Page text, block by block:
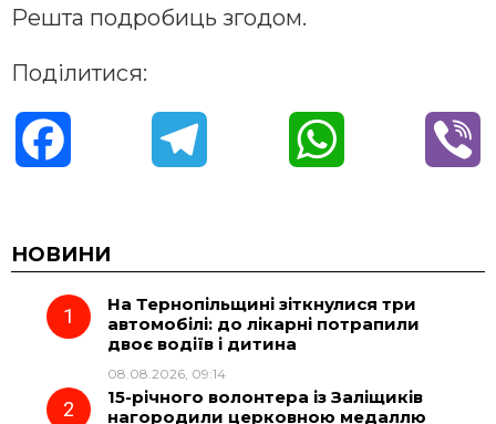
Решта подробиць згодом.
Поділитися:
c
e
o
e
r
t
A
НОВИНИ
На Тернопільщині зіткнулися три
автомобілі: до лікарні потрапили
двоє водіїв і дитина
08.08.2026, 09:14
15-річного волонтера із Заліщиків
нагородили церковною медаллю